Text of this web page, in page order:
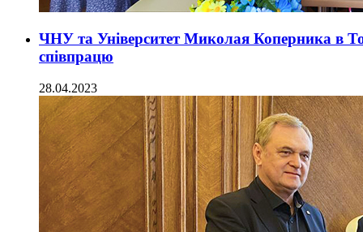
ЧНУ та Університет Миколая Коперника в
співпрацю
28.04.2023